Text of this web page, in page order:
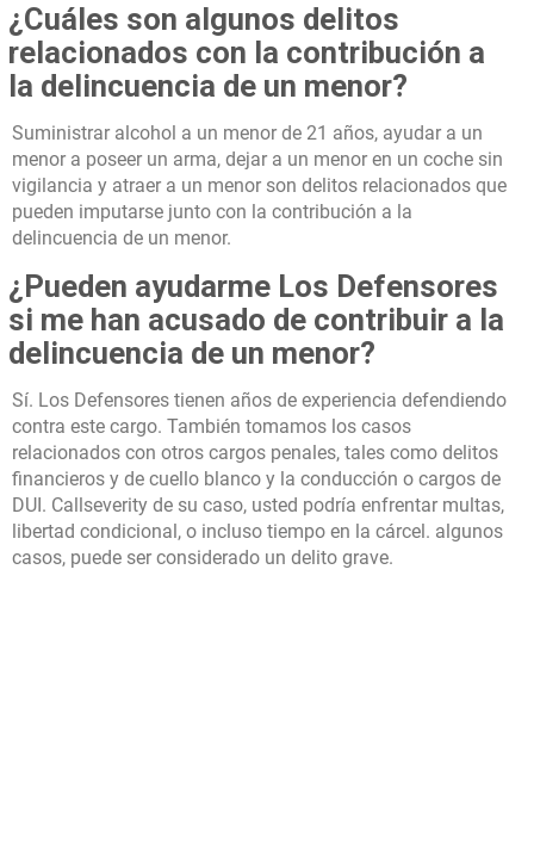
¿Cuáles son algunos delitos
relacionados con la contribución a
la delincuencia de un menor?
Suministrar alcohol a un menor de 21 años, ayudar a un
menor a poseer un arma, dejar a un menor en un coche sin
vigilancia y atraer a un menor son delitos relacionados que
pueden imputarse junto con la contribución a la
delincuencia de un menor.
¿Pueden ayudarme Los Defensores
si me han acusado de contribuir a la
delincuencia de un menor?
Sí. Los Defensores tienen años de experiencia defendiendo
contra este cargo. También tomamos los casos
relacionados con otros cargos penales, tales como delitos
financieros y de cuello blanco y la conducción o cargos de
DUI. Callseverity de su caso, usted podría enfrentar multas,
libertad condicional, o incluso tiempo en la cárcel. algunos
casos, puede ser considerado un delito grave.